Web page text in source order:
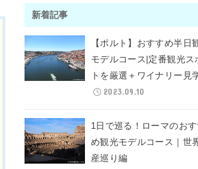
新着記事
【ポルト】おすすめ半日
モデルコース|定番観光ス
トを厳選＋ワイナリー見
2023.09.10
1日で巡る！ローマのおす
め観光モデルコース｜世
産巡り編